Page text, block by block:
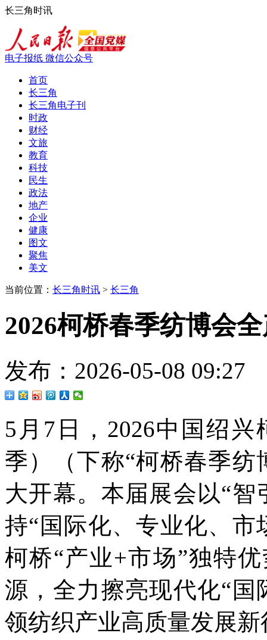
长三角时讯
电子报纸 微信公众号
首页
长三角
长三角电子刊
时政
财经
文旅
教育
科技
民生
政法
地产
企业
健康
图文
聚焦
美文
当前位置： 长三角时讯 > 长三角
2026柯桥春季纺博会
发布：2026-05-08
5月7日，2026中国绍
季）（下称“柯桥春季
大开幕。本届展会以“
持“国际化、专业化、
柯桥“产业+市场”独特
源，全力擦亮现代化“
领纺织产业高质量发展新